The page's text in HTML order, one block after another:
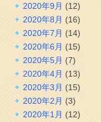
2020年9月 (12)
2020年8月 (16)
2020年7月 (14)
2020年6月 (15)
2020年5月 (7)
2020年4月 (13)
2020年3月 (15)
2020年2月 (3)
2020年1月 (12)